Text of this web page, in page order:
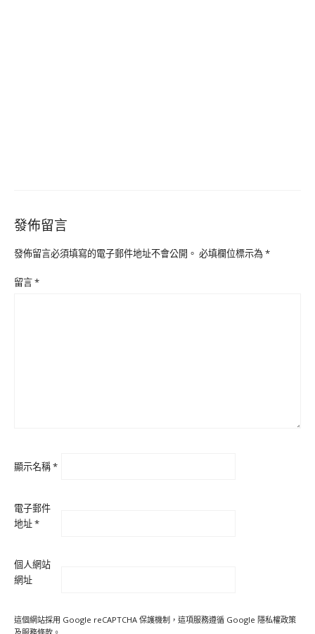
發佈留言
發佈留言必須填寫的電子郵件地址不會公開。 必填欄位標示為*
留言*
顯示名稱*
電子郵件
地址*
個人網站
網址
這個網站採用 Google reCAPTCHA 保護機制，這項服務遵循 Google 隱私權政策